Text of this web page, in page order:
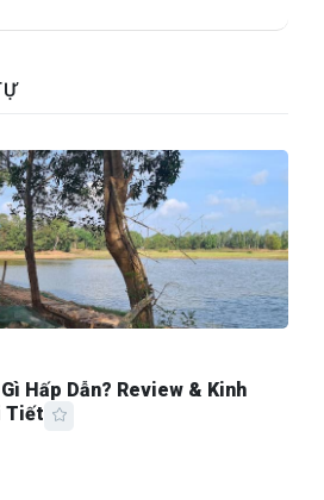
Hấp Dẫn? Review & Kinh
Tiết